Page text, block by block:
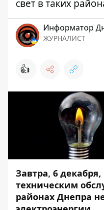
свет в таких
Информатор
ЖУРНАЛИСТ
👍
Завтра, 6 декабря,
техническим
районах Днепра